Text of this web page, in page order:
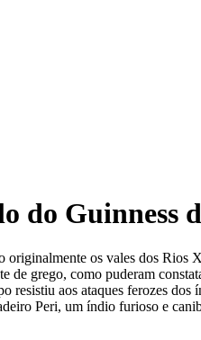
do Guinness
os vales dos
grego, como puderam
aos ataques ferozes
Peri, um índio furioso e